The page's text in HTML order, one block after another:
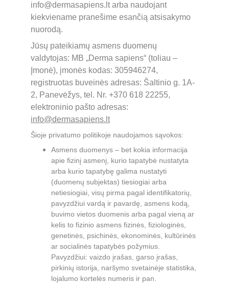
info@dermasapiens.lt arba naudojant
kiekviename pranešime esančią atsisakymo
nuorodą.
Jūsų pateikiamų asmens duomenų
valdytojas: MB „Derma sapiens“ (toliau –
Įmonė), įmonės kodas: 305946274,
registruotas buveinės adresas: Šaltinio g. 1A-
2, Panevėžys, tel. Nr. +370 618 22255,
elektroninio pašto adresas:
info@dermasapiens.lt
Šioje privatumo politikoje naudojamos sąvokos:
Asmens duomenys – bet kokia informacija
apie fizinį asmenį, kurio tapatybė nustatyta
arba kurio tapatybę galima nustatyti
(duomenų subjektas) tiesiogiai arba
netiesiogiai, visų pirma pagal identifikatorių,
pavyzdžiui vardą ir pavardę, asmens kodą,
buvimo vietos duomenis arba pagal vieną ar
kelis to fizinio asmens fizinės, fiziologinės,
genetinės, psichinės, ekonominės, kultūrinės
ar socialinės tapatybės požymius.
Pavyzdžiui: vaizdo įrašas, garso įrašas,
pirkinių istorija, naršymo svetainėje statistika,
lojalumo kortelės numeris ir pan.